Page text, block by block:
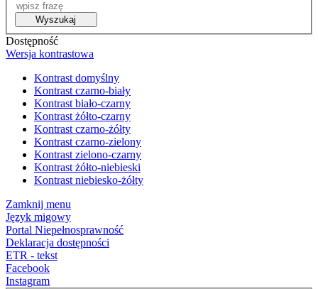
Wyszukaj
Dostępność
Wersja kontrastowa
Kontrast domyślny
Kontrast czarno-biały
Kontrast biało-czarny
Kontrast żółto-czarny
Kontrast czarno-żółty
Kontrast czarno-zielony
Kontrast zielono-czarny
Kontrast żółto-niebieski
Kontrast niebiesko-żółty
Zamknij menu
Język migowy
Portal Niepełnosprawność
Deklaracja dostępności
ETR - tekst
Facebook
Instagram